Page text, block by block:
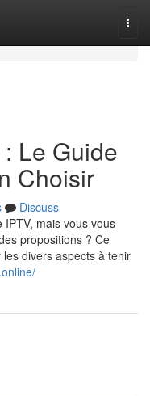
Le Guide
Choisir
Discuss
mais vous vous
propositions ? Ce
divers aspects à tenir